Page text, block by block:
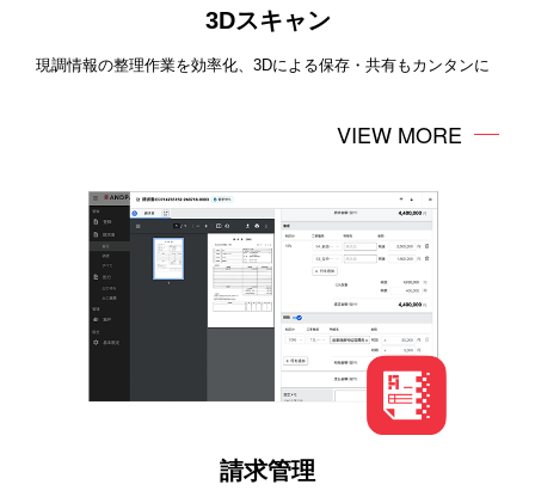
3Dスキャン
現調情報の整理作業を効率化、3Dによる保存・共有もカンタンに
VIEW MORE
請求管理